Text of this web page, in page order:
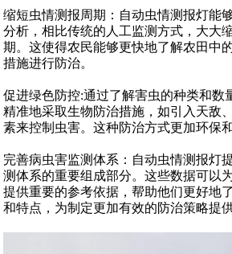
缩短虫情测报周期：自动虫情测报灯能
分析，相比传统的人工监测方式，大大
期。这使得农民能够更快地了解农田中
措施进行防治。
促进绿色防控:通过了解害虫的种类和数
精准地采取生物防治措施，如引入天敌
素来控制虫害。这种防治方式更加环保
完善病虫害监测体系：自动虫情测报灯
测体系的重要组成部分。这些数据可以
提供重要的参考依据，帮助他们更好地
和特点，为制定更加有效的防治策略提